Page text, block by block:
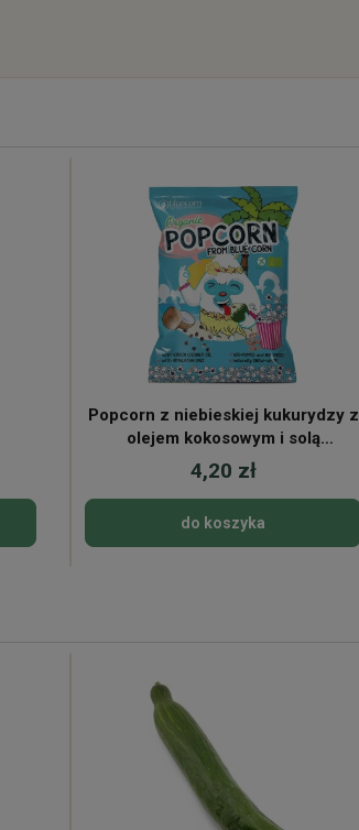
Popcorn z niebieskiej kukurydzy z
olejem kokosowym i solą
himalajską 20g
4,20 zł
do koszyka